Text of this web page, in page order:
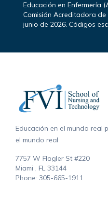
Educación en Enfermería
Comisión Acreditadora de
junio de 2026. Códigos
Educación en el mundo real
el mundo real
7757 W Flagler St #220
Miami , FL 33144
Phone: 305-665-1911